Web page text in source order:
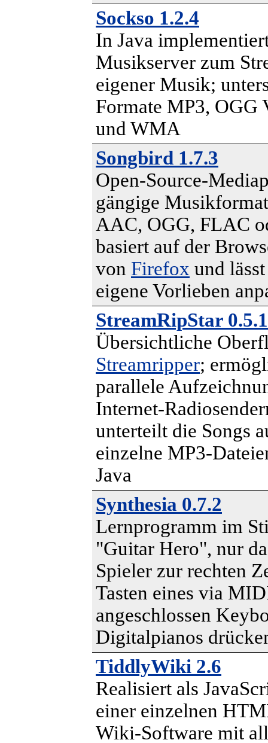
Sockso 1.2.4
In Java
Musikserver zum
eigener Musik;
Formate MP3, OGG
und WMA
Songbird 1.7.3
Open-Source-
gängige
AAC, OGG, FLAC
basiert auf der
von Firefox und
eigene Vorlieben
StreamRipStar
Übersichtliche
Streamripper;
parallele
Internet-
unterteilt die Songs
einzelne MP3-
Java
Synthesia 0.7.2
Lernprogramm im
"Guitar Hero", nur
Spieler zur rechten
Tasten eines via
angeschlossen
Digitalpianos
TiddlyWiki 2.6
Realisiert als
einer einzelnen
Wiki-Software mit